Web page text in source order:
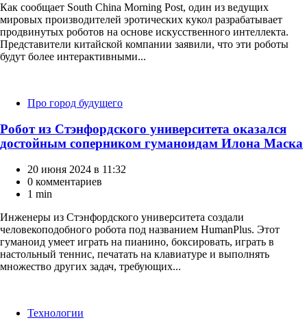
Как сообщает South China Morning Post, один из ведущих
мировых производителей эротических кукол разрабатывает
продвинутых роботов на основе искусственного интеллекта.
Представители китайской компании заявили, что эти роботы
будут более интерактивными...
КатегорииПро город будущего
Робот из Стэнфордского университета оказался
достойным соперником гуманоидам Илона Маска
20 июня 2024 в 11:32
0 комментариев
1 min
Инженеры из Стэнфордского университета создали
человекоподобного робота под названием HumanPlus. Этот
гуманоид умеет играть на пианино, боксировать, играть в
настольный теннис, печатать на клавиатуре и выполнять
множество других задач, требующих...
КатегорииТехнологии